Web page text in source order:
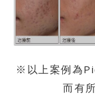
※以上案例為
而有